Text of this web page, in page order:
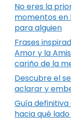
No eres la
momentos en
para alguien
Frases
Amor y la
cariño de la
Descubre el
aclarar y
Guía
hacia qué